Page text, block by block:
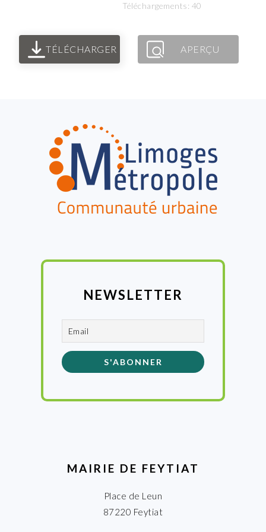
Téléchargements: 40
TÉLÉCHARGER APERÇU
NEWSLETTER
MAIRIE DE FEYTIAT
Place de Leun
87220 Feytiat